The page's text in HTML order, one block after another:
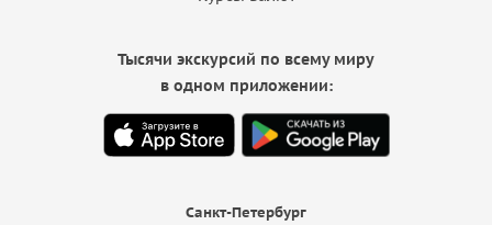
Санкт-Петербург
Тысячи экскурсий по всему миру
в одном приложении: